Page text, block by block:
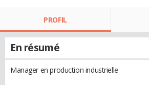
PROFIL
En résumé
Manager en production industrielle